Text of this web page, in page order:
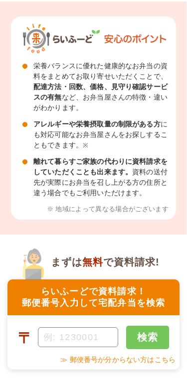
栄養バランスに優れた健康的なお弁当の資
料をまとめてお取り寄せいただくことで、
配達方法・回数、価格、見守り確認サービ
スの有無など、お弁当屋さんの特徴・違い
がわかります。
アレルギーや栄養摂取量の制限がある方に
も対応可能なお弁当屋さんをお探しするこ
ともできます。※
離れて暮らすご家族の代わりに資料請求を
していただくことも出来ます。 資料の送付
先が実際にお弁当を召し上がる方の住所と
違う場合でもご利用いただけます。
※ 地域によって異なる場合がございます
らいふーどで資料請求！
郵便番号入力して宅配弁当を検索
まずは無料で資料請求!
〒 検索
≫ 郵便番号が分からない方はこちら